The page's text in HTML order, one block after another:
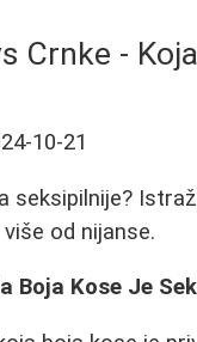
Crnke -
10-21
seksipilnije?
od nijanse.
Boja Kose Je